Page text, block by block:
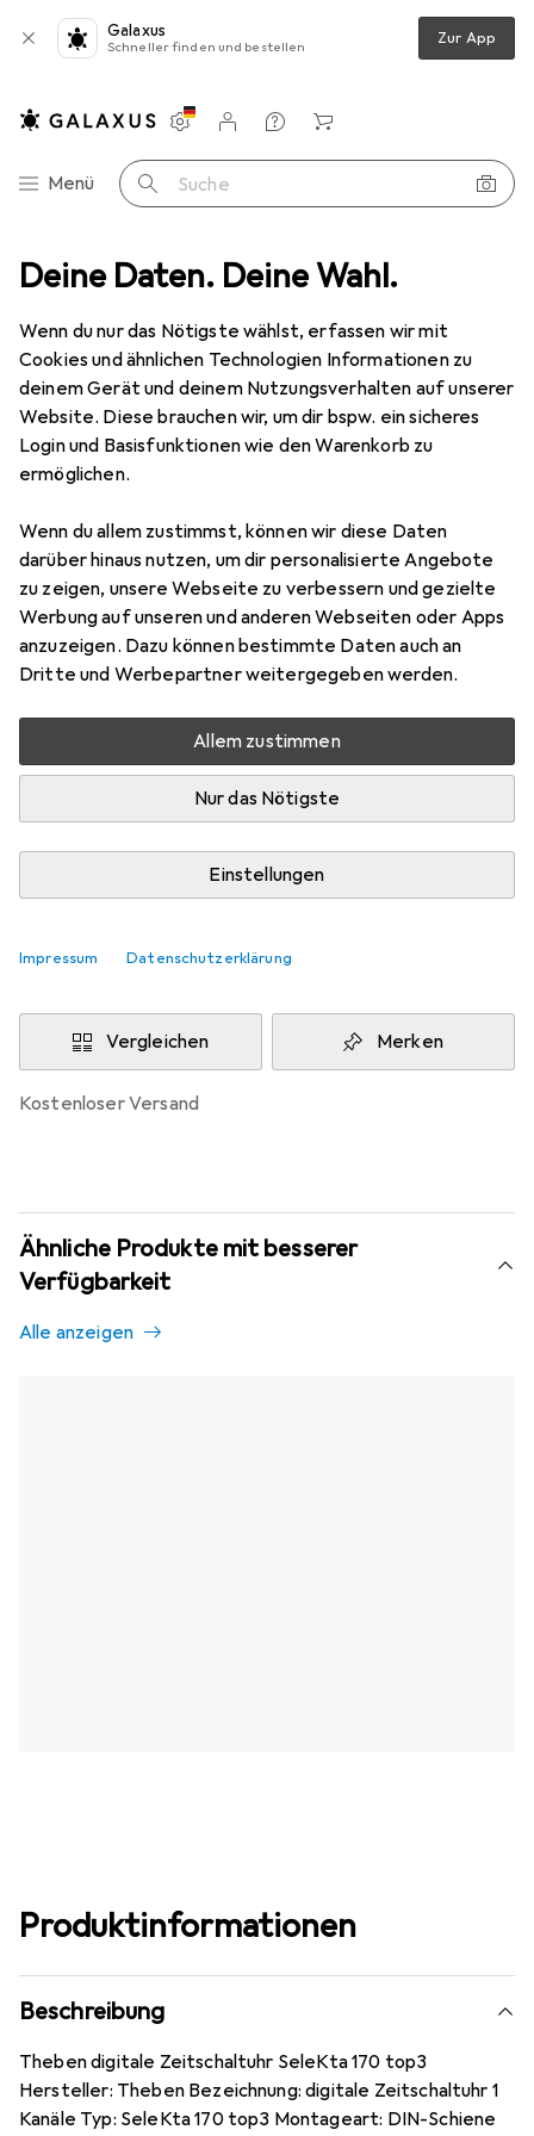
Deine Daten. Deine Wahl.
Wenn du nur das Nötigste wählst, erfassen wir mit
Cookies und ähnlichen Technologien Informationen zu
deinem Gerät und deinem Nutzungsverhalten auf unserer
Website. Diese brauchen wir, um dir bspw. ein sicheres
Login und Basisfunktionen wie den Warenkorb zu
ermöglichen.
Wenn du allem zustimmst, können wir diese Daten
darüber hinaus nutzen, um dir personalisierte Angebote
zu zeigen, unsere Webseite zu verbessern und gezielte
Werbung auf unseren und anderen Webseiten oder Apps
anzuzeigen. Dazu können bestimmte Daten auch an
Dritte und Werbepartner weitergegeben werden.
Allem zustimmen
Nur das Nötigste
Einstellungen
Impressum Datenschutzerklärung
Galaxus
Schneller finden und bestellen Zur App
Navigation nach Kategorien
Menü Suche
Einstellungen
Kundenkonto
Vergleichslisten
Merklisten
Warenkorb
Stromverteilung Zeitschaltuhr Theben SELEKTA 170 top3
2 Bilder
ThebenSELEKTA 170 top3
EUR
133,40
Schneller lieferbar
Angebot für
Bewertungen Marke
Zwischen Fr, 14.8. und Fr, 21.8. geliefert
Mehr als 10 Stück an Lager beim Lieferanten
Benachrichtigen, wenn schneller verfügbar
Vergleichen Merken
kostenloser Versand
Ähnliche Produkte mit besserer
Verfügbarkeit
Alle anzeigen
Produktinformationen
Beschreibung
Theben digitale Zeitschaltuhr SeleKta 170 top3
Hersteller: Theben Bezeichnung: digitale Zeitschaltuhr 1
Kanäle Typ: SeleKta 170 top3 Montageart: DIN-Schiene